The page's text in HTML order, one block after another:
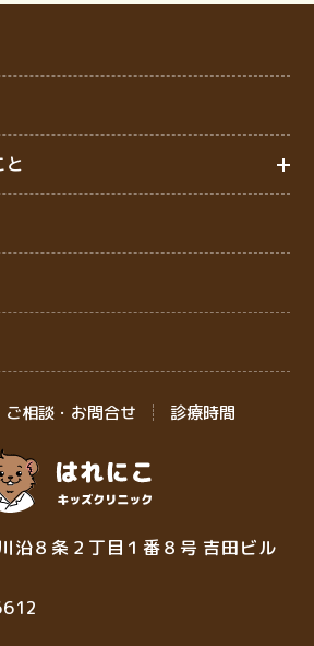
と
ご相談・お問合せ 診療時間
沿８条２丁目１番８号 吉田ビル